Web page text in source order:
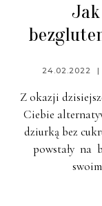
24.02.2022
Z okazji
Ciebie
dziurką bez
powstały na